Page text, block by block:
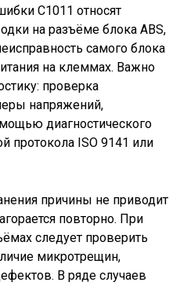
С1011 относят
на разъёме блока ABS,
самого блока
на клеммах. Важно
проверка
напряжений,
диагностического
протокола ISO 9141 или
причины не приводит
повторно. При
следует проверить
микротрещин,
В ряде случаев